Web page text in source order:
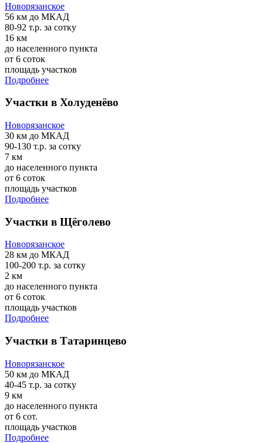
Новорязанское
56 км до МКАД
80-92 т.р. за сотку
16 км
до населенного пункта
от 6 соток
площадь участков
Подробнее
Участки в Холуденёво
Новорязанское
30 км до МКАД
90-130 т.р. за сотку
7 км
до населенного пункта
от 6 соток
площадь участков
Подробнее
Участки в Щёголево
Новорязанское
28 км до МКАД
100-200 т.р. за сотку
2 км
до населенного пункта
от 6 соток
площадь участков
Подробнее
Участки в Татаринцево
Новорязанское
50 км до МКАД
40-45 т.р. за сотку
9 км
до населенного пункта
от 6 сот.
площадь участков
Подробнее